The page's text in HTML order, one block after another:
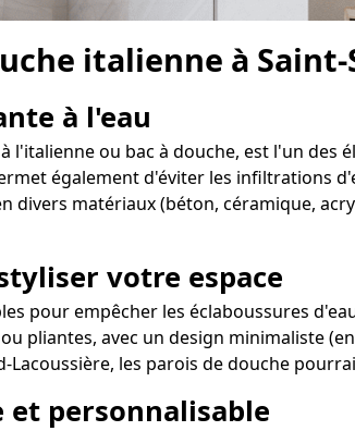
italienne à Saint-
à l'eau
l'italienne ou bac à douche, est l'un
également d'éviter les infiltrations
divers matériaux (béton, céramique,
votre espace
pour empêcher les éclaboussures
pliantes, avec un design minimaliste
les parois de douche
personnalisable